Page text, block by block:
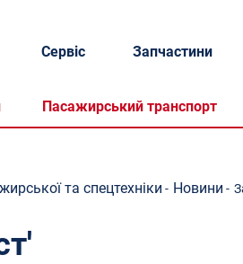
Пасажирський транспорт
Сервіс Запчастини
та спецтехніки - Новини -